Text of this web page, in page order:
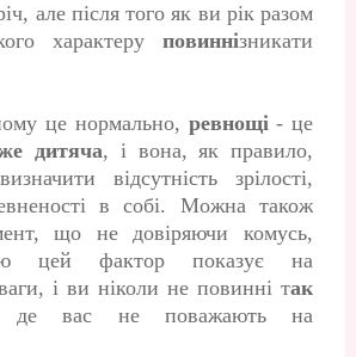
але після того як ви рік разом
характеру повиннізникати
це нормально, ревнощі- це
дитяча, і вона, як правило,
відсутність зрілості,
в собі. Можна також
що не довіряючи комусь,
цей фактор показує на
і ви ніколи не повинні так
вас не поважають на